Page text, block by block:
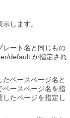
します。
レート名と同じもの
default が指定され
ベースページ名と
ベースページ名を指
したページを指定し